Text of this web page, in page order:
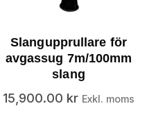
Slangupprullare för
avgassug 7m/100mm
slang
15,900.00 kr Exkl. moms